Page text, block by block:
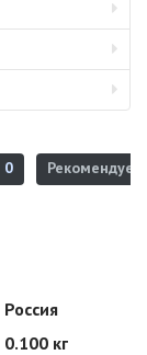
0 Рекомендуем
Россия
0.100 кг